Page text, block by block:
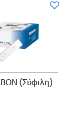
(Σύφιλη)